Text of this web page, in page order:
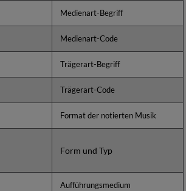
Medienart-Begriff
Medienart-Code
Trägerart-Begriff
Trägerart-Code
Format der notierten Musik
Form und Typ
Aufführungsmedium